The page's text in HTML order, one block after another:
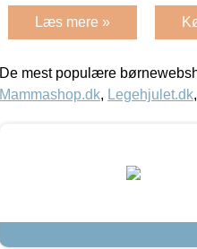
Læs mere »
De mest populære
Mammashop.dk, Legehjulet.dk,